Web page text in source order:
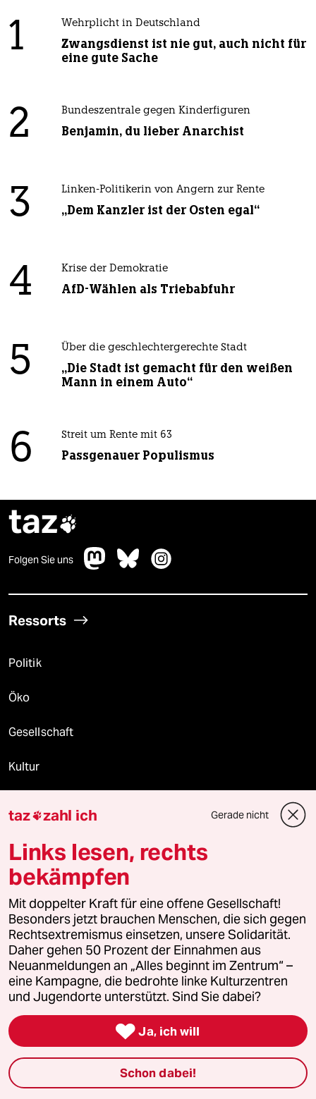
1 Wehrplicht in Deutschland
Zwangsdienst ist nie gut, auch nicht für
eine gute Sache
2 Bundeszentrale gegen Kinderfiguren
Benjamin, du lieber Anarchist
3 Linken-Politikerin von Angern zur Rente
„Dem Kanzler ist der Osten egal“
4 Krise der Demokratie
AfD-Wählen als Triebabfuhr
5 Über die geschlechtergerechte Stadt
„Die Stadt ist gemacht für den weißen
Mann in einem Auto“
6 Streit um Rente mit 63
Passgenauer Populismus
taz
Folgen Sie uns
Ressorts
Politik
Öko
Gesellschaft
Kultur
Nord
Wahrheit
Themen
USA unter Trump
Katzen
taz zahl ich Gerade nicht
Links lesen, rechts
bekämpfen
Mit doppelter Kraft für eine offene Gesellschaft!
Besonders jetzt brauchen Menschen, die sich gegen
Rechtsextremismus einsetzen, unsere Solidarität.
Daher gehen 50 Prozent der Einnahmen aus
Neuanmeldungen an „Alles beginnt im Zentrum“ –
eine Kampagne, die bedrohte linke Kulturzentren
und Jugendorte unterstützt. Sind Sie dabei?
 Ja, ich will
Schon dabei!